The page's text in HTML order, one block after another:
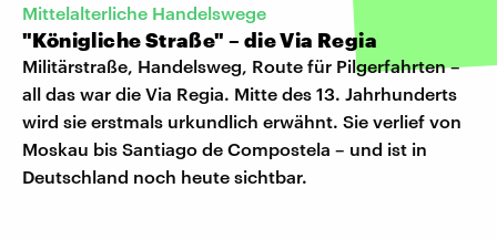
Mittelalterliche Handelswege
"Königliche Straße" – die Via Regia
Militärstraße, Handelsweg, Route für Pilgerfahrten –
all das war die Via Regia. Mitte des 13. Jahrhunderts
wird sie erstmals urkundlich erwähnt. Sie verlief von
Moskau bis Santiago de Compostela – und ist in
Deutschland noch heute sichtbar.